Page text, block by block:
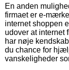
En anden
firmaet er e-
internet shoppen
udover at internet
har nøje
du chance for
vanskeligheder